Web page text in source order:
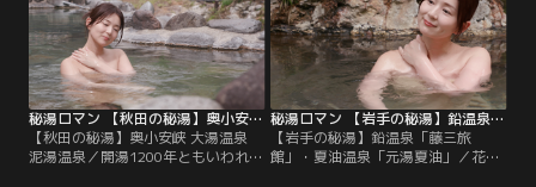
ねました。
和室。ベッドルームの障子戸を開け
ると、目の前には贅沢な造りのヒノ
キ風呂があらわれます。
秘湯ロマン 【秋田の秘湯】奥小安峡 大湯温泉 泥湯温泉
【秋田の秘湯】奥小安峡 大湯温泉
泥湯温泉／開湯1200年ともいわれ古
秘湯ロマン 【岩手の秘湯】鉛温泉「藤三旅館」・夏油温泉「元湯夏油」
【岩手の秘湯】鉛温泉「藤三旅
館」・夏油温泉「元湯夏油」／花巻